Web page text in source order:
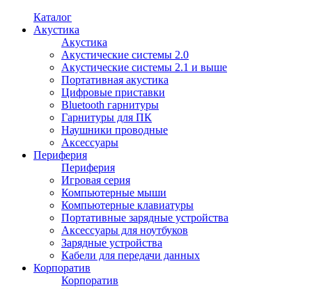
Каталог
Акустика
Акустика
Акустические системы 2.0
Акустические системы 2.1 и выше
Портативная акустика
Цифровые приставки
Bluetooth гарнитуры
Гарнитуры для ПК
Наушники проводные
Аксессуары
Периферия
Периферия
Игровая серия
Компьютерные мыши
Компьютерные клавиатуры
Портативные зарядные устройства
Аксессуары для ноутбуков
Зарядные устройства
Кабели для передачи данных
Корпоратив
Корпоратив